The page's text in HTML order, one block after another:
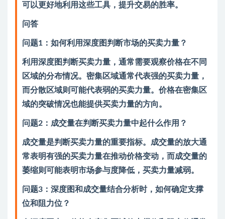
可以更好地利用这些工具，提升交易的胜率。
问答
问题1：如何利用深度图判断市场的买卖力量？
利用深度图判断买卖力量，通常需要观察价格在不同
区域的分布情况。密集区域通常代表强的买卖力量，
而分散区域则可能代表弱的买卖力量。价格在密集区
域的突破情况也能提供买卖力量的方向。
问题2：成交量在判断买卖力量中起什么作用？
成交量是判断买卖力量的重要指标。成交量的放大通
常表明有强的买卖力量在推动价格变动，而成交量的
萎缩则可能表明市场参与度降低，买卖力量减弱。
问题3：深度图和成交量结合分析时，如何确定支撑
位和阻力位？